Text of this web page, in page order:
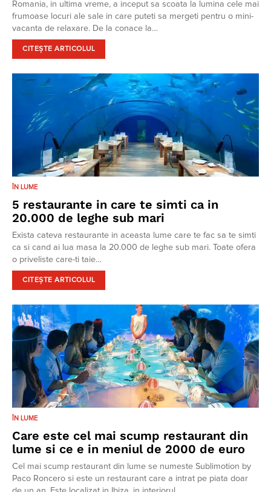
Romania, in ultima vreme, a inceput sa scoata la lumina cele mai
frumoase locuri ale sale in care puteti sa mergeti pentru o mini-
vacanta de relaxare. De la conace la…
CITEȘTE ARTICOLUL
ÎN LUME
5 restaurante in care te simti ca in
20.000 de leghe sub mari
Exista cateva restaurante in aceasta lume care te fac sa te simti
ca si cand ai lua masa la 20.000 de leghe sub mari. Toate ofera
o priveliste care-ti taie…
CITEȘTE ARTICOLUL
ÎN LUME
Care este cel mai scump restaurant din
lume si ce e in meniul de 2000 de euro
Cel mai scump restaurant din lume se numeste Sublimotion by
Paco Roncero si este un restaurant care a intrat pe piata doar